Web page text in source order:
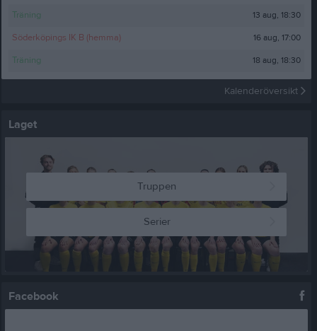
Träning 13 aug, 18:30
Söderköpings IK B (hemma) 16 aug, 17:00
Träning 18 aug, 18:30
Kalenderöversikt
Laget
Truppen
Serier
Facebook